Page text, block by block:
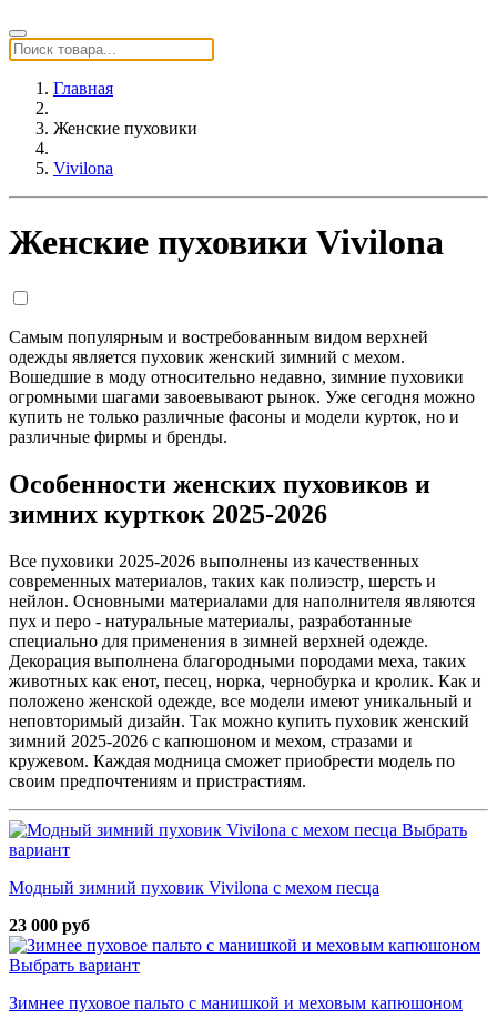
Главная
Женские пуховики
Vivilona
Женские пуховики Vivilona
Самым популярным и востребованным видом верхней
одежды является пуховик женский зимний с мехом.
Вошедшие в моду относительно недавно, зимние пуховики
огромными шагами завоевывают рынок. Уже сегодня можно
купить не только различные фасоны и модели курток, но и
различные фирмы и бренды.
Особенности женских пуховиков и
зимних курткок 2025-2026
Все пуховики 2025-2026 выполнены из качественных
современных материалов, таких как полиэстр, шерсть и
нейлон. Основными материалами для наполнителя являются
пух и перо - натуральные материалы, разработанные
специально для применения в зимней верхней одежде.
Декорация выполнена благородными породами меха, таких
животных как енот, песец, норка, чернобурка и кролик. Как и
положено женской одежде, все модели имеют уникальный и
неповторимый дизайн. Так можно купить пуховик женский
зимний 2025-2026 с капюшоном и мехом, стразами и
кружевом. Каждая модница сможет приобрести модель по
своим предпочтениям и пристрастиям.
Выбрать
вариант
Модный зимний пуховик Vivilona с мехом песца
23 000 руб
Выбрать вариант
Зимнее пуховое пальто с манишкой и меховым капюшоном